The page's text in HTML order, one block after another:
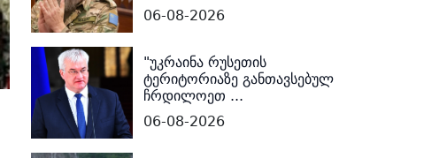
06-08-2026
"უკრაინა რუსეთის
ტერიტორიაზე განთავსებულ
ჩრდილოეთ ...
06-08-2026